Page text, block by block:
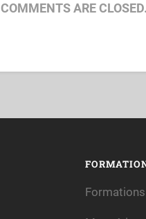
COMMENTS ARE CLOSED.